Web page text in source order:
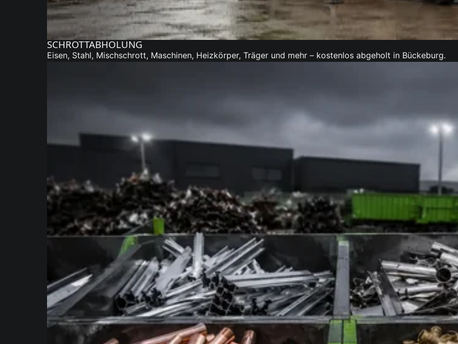
SCHROTTABHOLUNG
Eisen, Stahl, Mischschrott, Maschinen, Heizkörper, Träger und mehr – kostenlos abgeholt in Bückeburg.